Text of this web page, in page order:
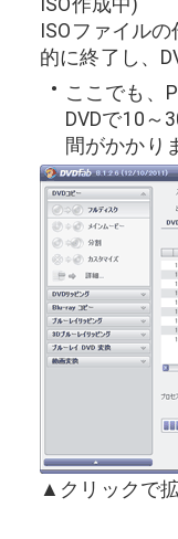
ISOファイル
的に終了し、
ここでも、
DVDで10～
間がかかり
▲クリックで